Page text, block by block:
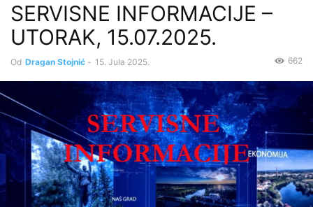
SERVISNE INFORMACIJE –
UTORAK, 15.07.2025.
Od Dragan Stojnić - 15. Jula 2025. 662